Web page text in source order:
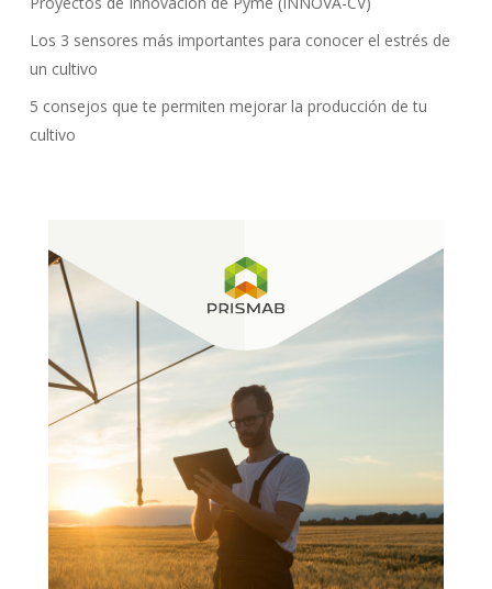
No hay productos en el carrito.
Los 3 sensores más importantes para conocer el estrés de
un cultivo
5 consejos que te permiten mejorar la producción de tu
cultivo